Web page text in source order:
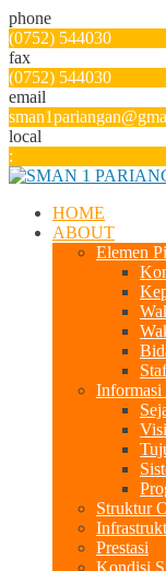
phone
(0752) 544030
fax
(0752) 544030
email
local
:
HOME
ABOUT
Elemen
Struktur
Prestasi
Kondisi